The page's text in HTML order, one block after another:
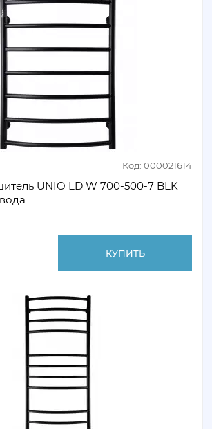
Код: 000021614
UNIO LD W 700-500-7 BLK
КУПИТЬ